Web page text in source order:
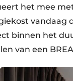
het mee
vandaag
binnen het
van een